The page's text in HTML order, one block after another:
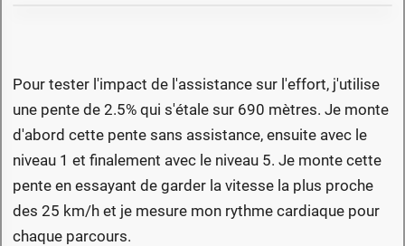
Pour tester l'impact de l'assistance sur l'effort, j'utilise
une pente de 2.5% qui s'étale sur 690 mètres. Je monte
d'abord cette pente sans assistance, ensuite avec le
niveau 1 et finalement avec le niveau 5. Je monte cette
pente en essayant de garder la vitesse la plus proche
des 25 km/h et je mesure mon rythme cardiaque pour
chaque parcours.